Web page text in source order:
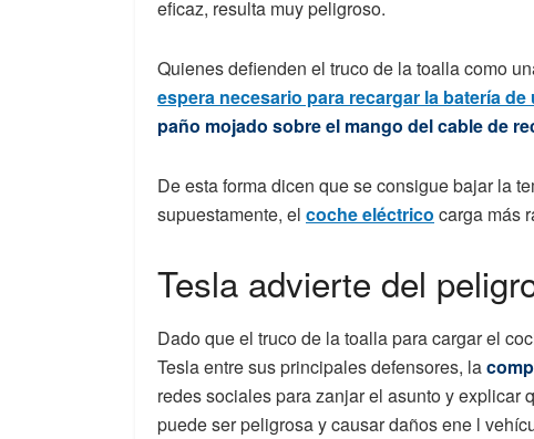
eficaz, resulta muy peligroso.
Quienes defienden el truco de la toalla como
espera necesario para recargar la batería
paño mojado sobre el mango del cable de
De esta forma dicen que se consigue bajar la
supuestamente, el coche eléctrico carga más
Tesla advierte del
Dado que el truco de la toalla para cargar el
Tesla entre sus principales defensores, la
redes sociales para zanjar el asunto y explicar
puede ser peligrosa y causar daños ene l